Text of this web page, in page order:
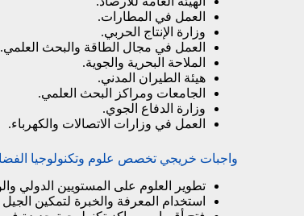
العمل في المطارات.
وزارة الإنتاج الحربي.
العمل في مجال الطاقة والبحث العلمي.
الملاحة البحرية والجوية.
هيئة الطيران المدني.
الجامعات ومراكز البحث العلمي.
وزارة الدفاع الجوي.
العمل في وزارات الاتصالات والكهرباء.
واجبات خريجي تخصص علوم وتكنولوجيا
تطوير العلوم على المستويين الدولي
استخدام المعرفة والخبرة لتمكين